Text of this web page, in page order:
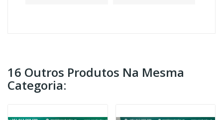
16 Outros Produtos Na Mesma
Categoria: